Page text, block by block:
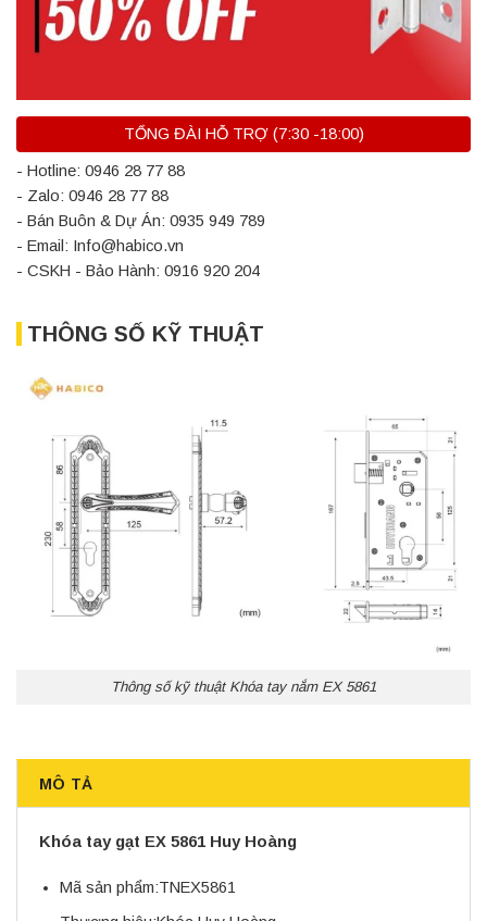
TỔNG ĐÀI HỖ TRỢ (7:30 -18:00)
- Hotline: 0946 28 77 88
- Zalo: 0946 28 77 88
- Bán Buôn & Dự Án: 0935 949 789
- Email: Info@habico.vn
- CSKH - Bảo Hành: 0916 920 204
THÔNG SỐ KỸ THUẬT
Thông số kỹ thuật Khóa tay nắm EX 5861
MÔ TẢ
Khóa tay gạt EX 5861 Huy Hoàng
Mã sản phẩm:TNEX5861